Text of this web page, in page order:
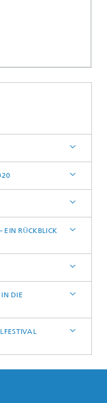
EIN RÜCKBLICK
IN DIE